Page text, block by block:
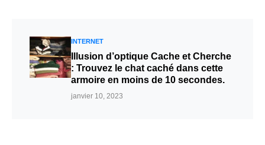
INTERNET
Illusion d’optique Cache et Cherche
: Trouvez le chat caché dans cette
armoire en moins de 10 secondes.
janvier 10, 2023